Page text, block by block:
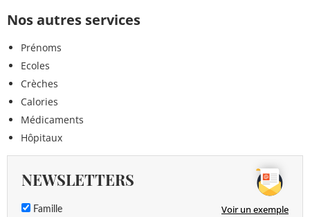
Nos autres services
Prénoms
Ecoles
Crèches
Calories
Médicaments
Hôpitaux
NEWSLETTERS
Famille Voir un exemple